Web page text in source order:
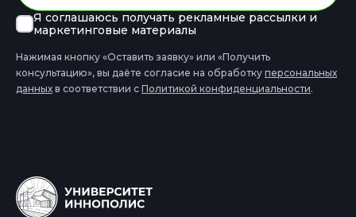
Я соглашаюсь получать рекламные рассылки и
маркетинговые материалы
Нажимая кнопку «Оставить заявку» или «Получить
консультацию», вы даёте cоглаcие на обработку перcональных
данных в соответствии с Политикой конфиденциальности.